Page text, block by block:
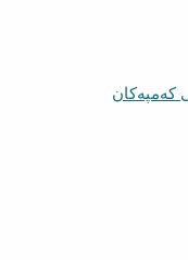
کەمپەکان